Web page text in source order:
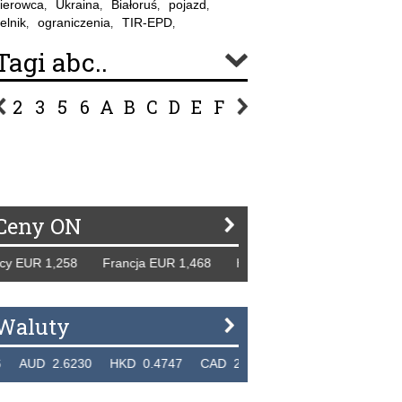
, Ukraina, Białoruś, pojazd,
, ograniczenia, TIR-EPD,
abc..
2 3 5 6 A B C D E F G
ON
1,258 Francja EUR 1,468 Hiszpania EUR 1,229 WB
2.6230 HKD 0.4747 CAD 2.6581 NZD 2.1889 SGD